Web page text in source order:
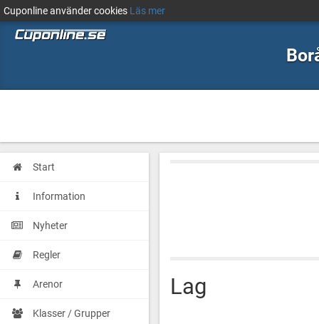
Cuponline använder cookies Läs mer
Start
Information
Nyheter
Regler
Arenor
Klasser / Grupper
Lag